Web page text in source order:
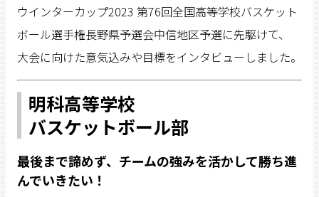
ウインターカップ2023 第76回全国高等学校バスケット
ボール選手権長野県予選会中信地区予選に先駆けて、
大会に向けた意気込みや目標をインタビューしました。
明科高等学校
バスケットボール部
最後まで諦めず、チームの強みを活かして勝ち進
んでいきたい！